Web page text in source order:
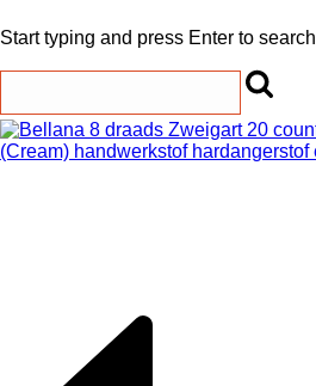
Start typing and press Enter to search